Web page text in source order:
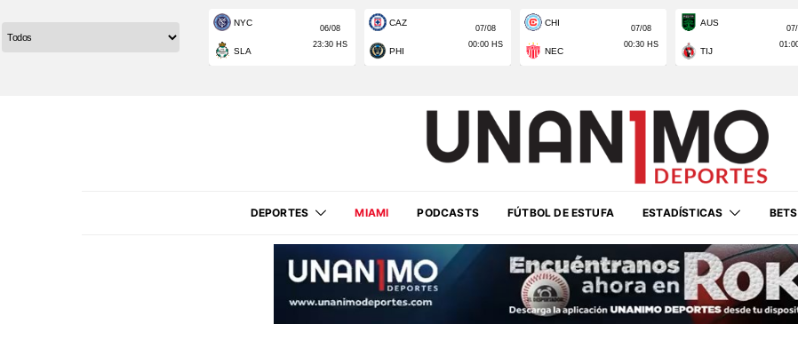
DEPORTES MIAMI PODCASTS FÚTBOL DE ESTUFA ESTADÍSTICAS BETS